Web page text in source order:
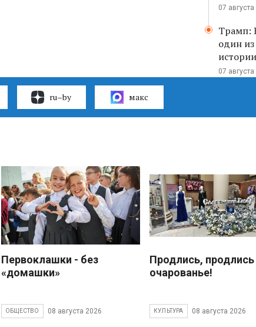
07
Трамп:
один
07
ru–by макс
Первоклашки - без
«домашки»
ОБЩЕСТВО 08 августа 2026
Продлись, продлись
очарованье!
КУЛЬТУРА 08 августа 2026